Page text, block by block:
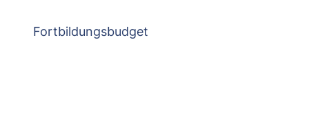
Fortbildungsbudget